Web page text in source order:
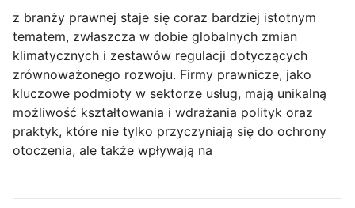
z branży prawnej staje się coraz bardziej istotnym
tematem, zwłaszcza w dobie globalnych zmian
klimatycznych i zestawów regulacji dotyczących
zrównoważonego rozwoju. Firmy prawnicze, jako
kluczowe podmioty w sektorze usług, mają unikalną
możliwość kształtowania i wdrażania polityk oraz
praktyk, które nie tylko przyczyniają się do ochrony
otoczenia, ale także wpływają na